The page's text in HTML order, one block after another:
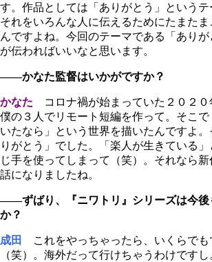
す。作品としては「ありがとう」というテ
それをいろんな人に伝えるためにたまた
んですよね。今回のテーマである「あり
が伝わればいいなと思います。
――かなた監督はいかがですか？
かなた コロナ禍が始まっていた２０２０
僕の３人でリモート短編を作って。そこ
いたなら」という世界を描いたんですよ
りがとう」でした。「楽人が生きている
じ手を使ってしまって（笑）。それなら
話になりましたね。
――ずばり、『ニワトリ』シリーズは今後
か？
成田
これをやっちゃったら、いくらでも
（笑）。海外だって行けちゃうわけですし